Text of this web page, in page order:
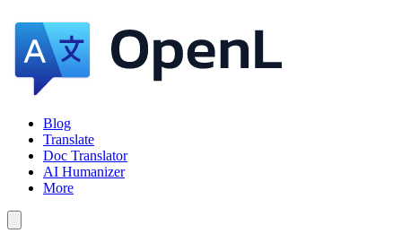
Blog
Translate
Doc Translator
AI Humanizer
More